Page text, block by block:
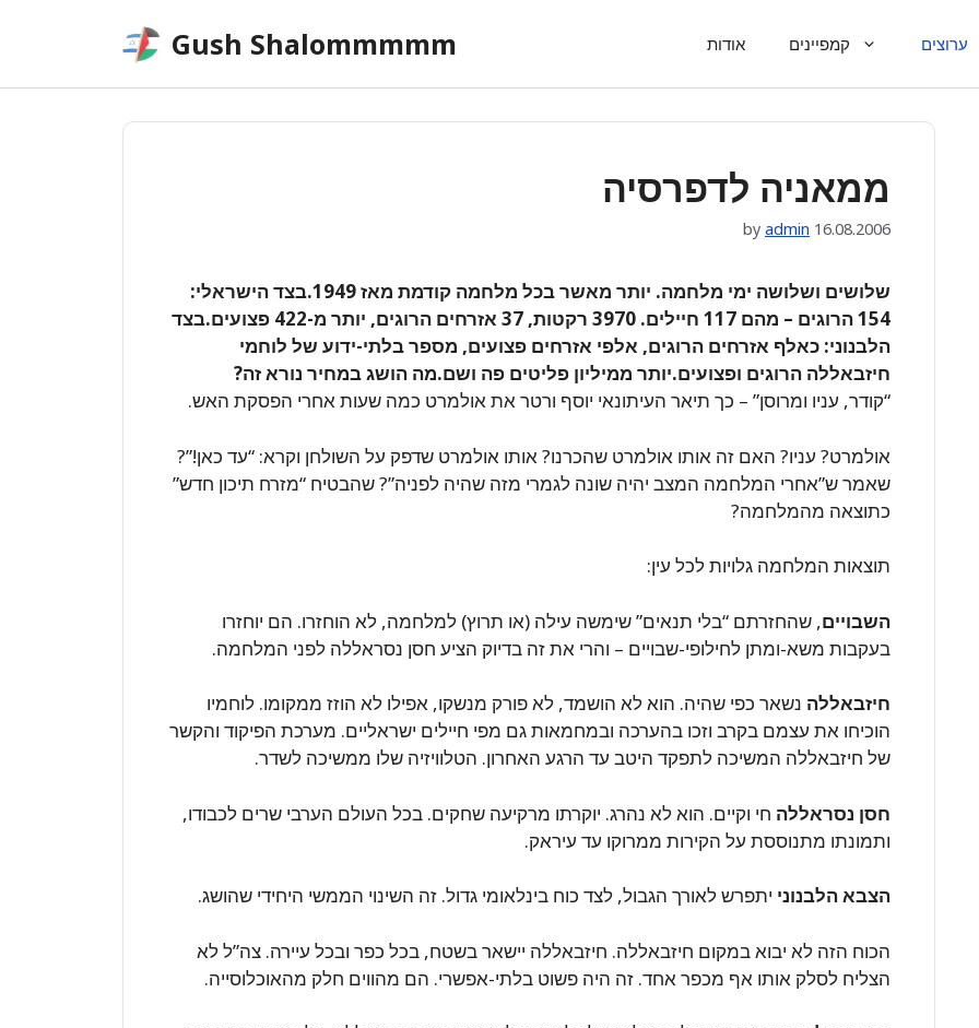
Gush Shalommmmm אודות קמפיינים ערוצים
ממאניה לדפרסיה
16.08.2006
by admin
שלושים ושלושה ימי מלחמה. יותר מאשר בכל מלחמה קודמת מאז 1949.בצד הישראלי:
154 הרוגים – מהם 117 חיילים. 3970 רקטות, 37 אזרחים הרוגים, יותר מ-422 פצועים.בצד
הלבנוני: כאלף אזרחים הרוגים, אלפי אזרחים פצועים, מספר בלתי-ידוע של לוחמי
חיזבאללה הרוגים ופצועים.יותר ממיליון פליטים פה ושם.מה הושג במחיר נורא זה?
“קודר, עניו ומרוסן” – כך תיאר העיתונאי יוסף ורטר את אולמרט כמה שעות אחרי הפסקת האש.
אולמרט? עניו? האם זה אותו אולמרט שהכרנו? אותו אולמרט שדפק על השולחן וקרא: “עד כאן!”?
שאמר ש”אחרי המלחמה המצב יהיה שונה לגמרי מזה שהיה לפניה”? שהבטיח “מזרח תיכון חדש”
כתוצאה מהמלחמה?
תוצאות המלחמה גלויות לכל עין:
השבויים, שהחזרתם “בלי תנאים” שימשה עילה (או תרוץ) למלחמה, לא הוחזרו. הם יוחזרו
בעקבות משא-ומתן לחילופי-שבויים – והרי את זה בדיוק הציע חסן נסראללה לפני המלחמה.
חיזבאללה נשאר כפי שהיה. הוא לא הושמד, לא פורק מנשקו, אפילו לא הוזז ממקומו. לוחמיו
הוכיחו את עצמם בקרב וזכו בהערכה ובמחמאות גם מפי חיילים ישראליים. מערכת הפיקוד והקשר
של חיזבאללה המשיכה לתפקד היטב עד הרגע האחרון. הטלוויזיה שלו ממשיכה לשדר.
חסן נסראללה חי וקיים. הוא לא נהרג. יוקרתו מרקיעה שחקים. בכל העולם הערבי שרים לכבודו,
ותמונתו מתנוססת על הקירות ממרוקו עד עיראק.
הצבא הלבנוני יתפרש לאורך הגבול, לצד כוח בינלאומי גדול. זה השינוי הממשי היחידי שהושג.
הכוח הזה לא יבוא במקום חיזבאללה. חיזבאללה יישאר בשטח, בכל כפר ובכל עיירה. צה”ל לא
הצליח לסלק אותו אף מכפר אחד. זה היה פשוט בלתי-אפשרי. הם מהווים חלק מהאוכלוסייה.